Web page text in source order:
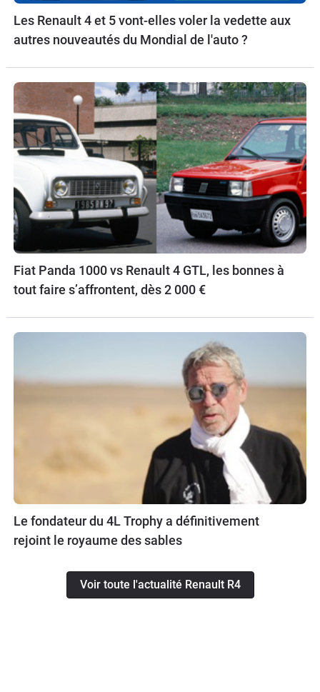
Les Renault 4 et 5 vont-elles voler la vedette aux
autres nouveautés du Mondial de l'auto ?
Fiat Panda 1000 vs Renault 4 GTL, les bonnes à
tout faire s’affrontent, dès 2 000 €
Le fondateur du 4L Trophy a définitivement
rejoint le royaume des sables
Voir toute l'actualité Renault R4